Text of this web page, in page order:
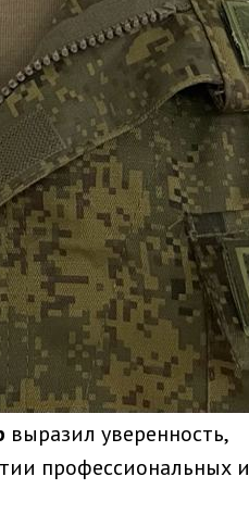
выразил уверенность,
профессиональных и